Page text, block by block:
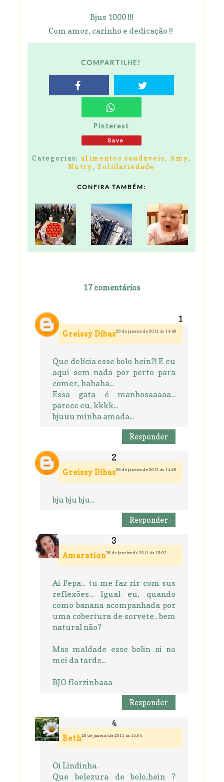
Bjus 1000 !!!
Com amor, carinho e dedicação !!
COMPARTILHE!
Pinterest
Save
Categorias: alimentos saudaveis, Amy,
Nutry, Solidariedade
CONFIRA TAMBÉM:
17 comentários
Greissy Dibas26 de janeiro de 2011 às 14:46
Que delícia esse bolo hein?! E eu
aqui sem nada por perto para
comer, hahaha...
Essa gata é manhosaaaaa...
parece eu, kkkk...
bjuuu minha amada...
Responder
Greissy Dibas26 de janeiro de 2011 às 14:59
bju bju bju...
Responder
Amaration26 de janeiro de 2011 às 15:02
Ai Pepa... tu me faz rir com sus
reflexões... Igual eu, quando
como banana acompanhada por
uma cobertura de sorvete.. bem
natural não?
Mas maldade esse bolin ai no
mei da tarde...
BJO florzinhaaa
Responder
Beth26 de janeiro de 2011 às 15:04
Oi Lindinha.
Que belezura de bolo,hein ?